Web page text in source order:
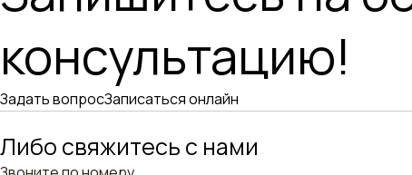
консультацию!
Задать вопросЗаписаться онлайн
Либо свяжитесь с нами